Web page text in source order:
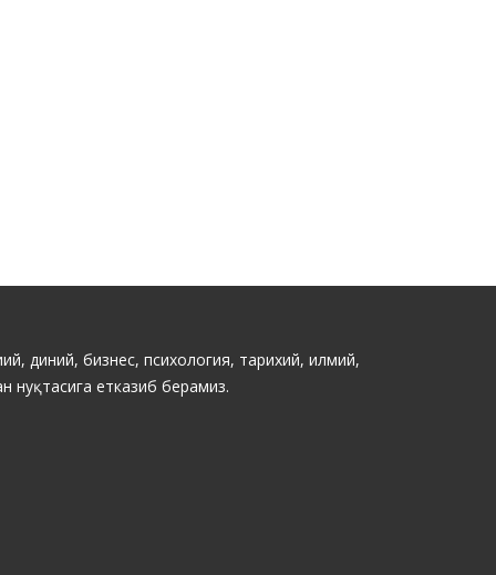
диний, бизнес, психология, тарихий, илмий,
нуқтасига етказиб берамиз.